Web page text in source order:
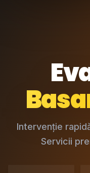
Intervenție
Servicii